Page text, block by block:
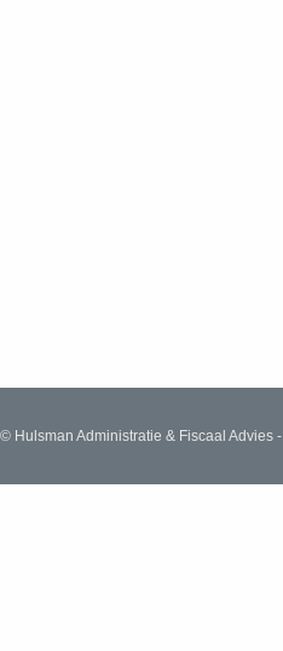
© Hulsman Administratie & Fiscaal Advies -